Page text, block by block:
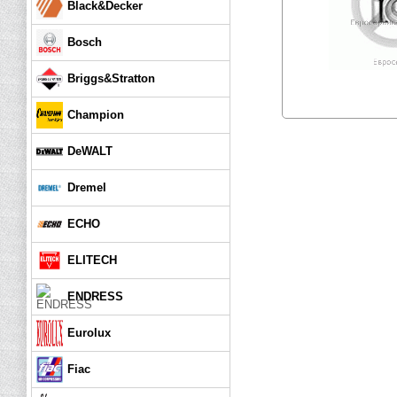
Black&Decker
Bosch
Briggs&Stratton
Champion
DeWALT
Dremel
ECHO
ELITECH
ENDRESS
Eurolux
Fiac